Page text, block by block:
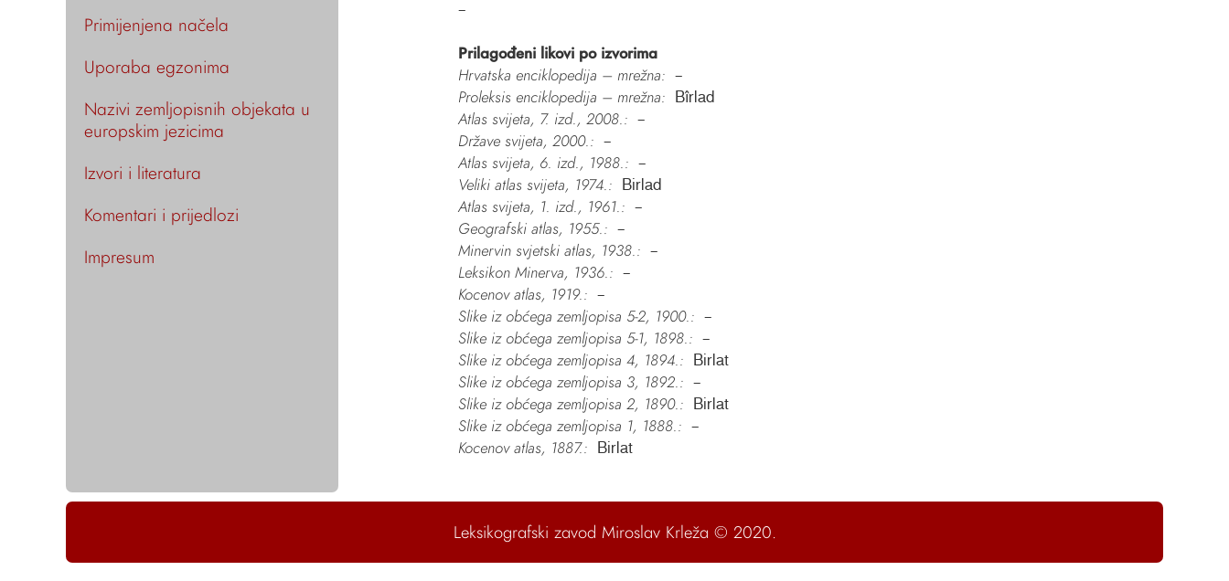
Primijenjena načela
Uporaba egzonima
Nazivi zemljopisnih objekata u
europskim jezicima
Izvori i literatura
Komentari i prijedlozi
Impresum
–
Prilagođeni likovi po izvorima
Hrvatska enciklopedija – mrežna:
–
Proleksis enciklopedija – mrežna: Bîrlad
Atlas svijeta, 7. izd., 2008.: –
Države svijeta, 2000.: –
Atlas svijeta, 6. izd., 1988.: –
Veliki atlas svijeta, 1974.: Birlad
Atlas svijeta, 1. izd., 1961.: –
Geografski atlas, 1955.: –
Minervin svjetski atlas, 1938.: –
Leksikon Minerva, 1936.: –
Kocenov atlas, 1919.: –
Slike iz obćega zemljopisa 5-2, 1900.: –
Slike iz obćega zemljopisa 5-1, 1898.: –
Slike iz obćega zemljopisa 4, 1894.: Birlat
Slike iz obćega zemljopisa 3, 1892.: –
Slike iz obćega zemljopisa 2, 1890.: Birlat
Slike iz obćega zemljopisa 1, 1888.: –
Kocenov atlas, 1887.: Birlat
Leksikografski zavod Miroslav Krleža © 2020.